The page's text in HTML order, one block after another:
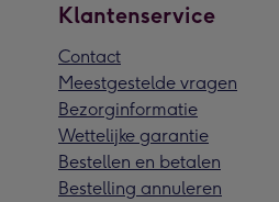
Klantenservice
Contact
Meestgestelde vragen
Bezorginformatie
Wettelijke garantie
Bestellen en betalen
Bestelling annuleren